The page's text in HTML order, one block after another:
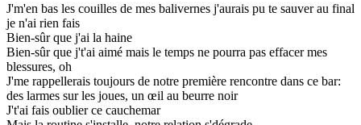
J'm'en bas les couilles de mes balivernes j'aurais pu te sauver au final
je n'ai rien fais
Bien-sûr que j'ai la haine
Bien-sûr que j't'ai aimé mais le temps ne pourra pas effacer mes
blessures, oh
J'me rappellerais toujours de notre première rencontre dans ce bar:
des larmes sur les joues, un œil au beurre noir
J't'ai fais oublier ce cauchemar